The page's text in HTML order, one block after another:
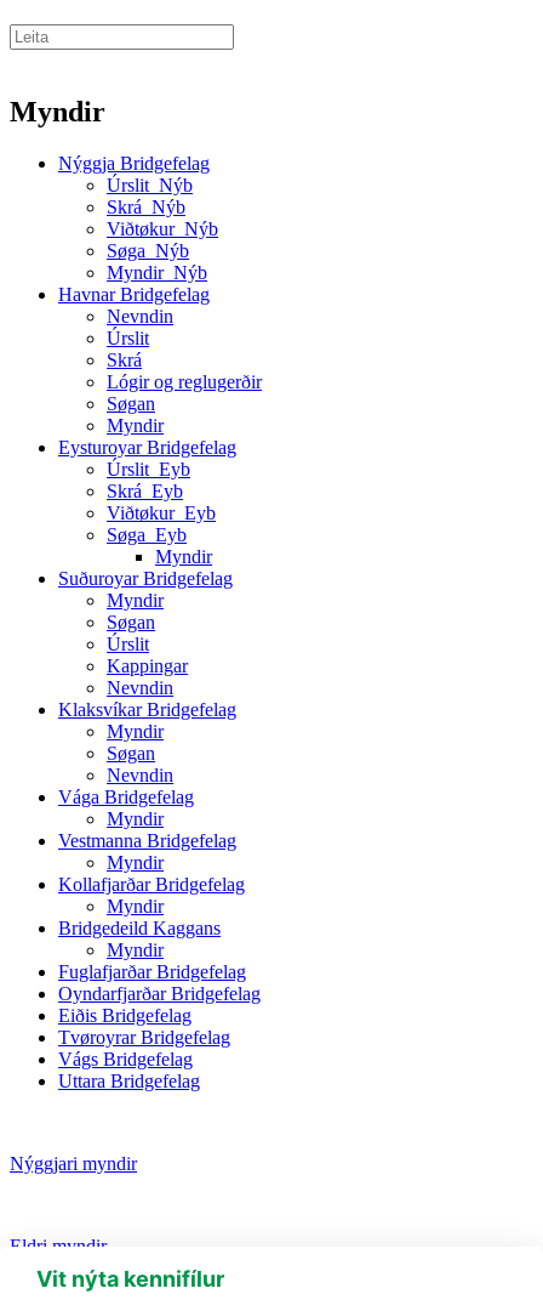
Myndir
Nýggja Bridgefelag
Úrslit_Nýb
Skrá_Nýb
Viðtøkur_Nýb
Søga_Nýb
Myndir_Nýb
Havnar Bridgefelag
Nevndin
Úrslit
Skrá
Lógir og reglugerðir
Søgan
Myndir
Eysturoyar Bridgefelag
Úrslit_Eyb
Skrá_Eyb
Viðtøkur_Eyb
Søga_Eyb
Myndir
Suðuroyar Bridgefelag
Myndir
Søgan
Úrslit
Kappingar
Nevndin
Klaksvíkar Bridgefelag
Myndir
Søgan
Nevndin
Vága Bridgefelag
Myndir
Vestmanna Bridgefelag
Myndir
Kollafjarðar Bridgefelag
Myndir
Bridgedeild Kaggans
Myndir
Fuglafjarðar Bridgefelag
Oyndarfjarðar Bridgefelag
Eiðis Bridgefelag
Tvøroyrar Bridgefelag
Vágs Bridgefelag
Uttara Bridgefelag
Nýggjari myndir
Eldri myndir
(+298) 230 435
Vit nýta kennifílur